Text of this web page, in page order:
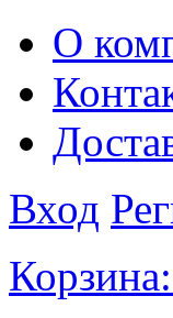
О
Вход
Корзина: